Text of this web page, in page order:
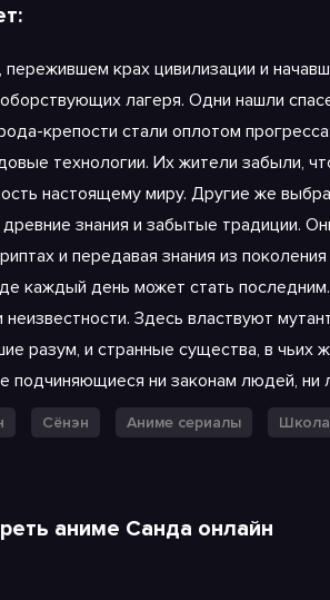
2
пережившем крах цивилизации и
лагеря. Одни нашли
крепости стали оплотом
технологии. Их жители забыли,
настоящему миру. Другие же
древние знания и забытые традиции.
и передавая знания из
каждый день может стать
неизвестности. Здесь властвуют
разум, и странные существа, в чьих
подчиняющиеся ни законам людей, ни
Сёнэн Аниме сериалы Школа
аниме Санда онлайн